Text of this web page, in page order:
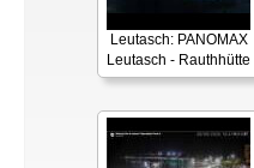
Leutasch: PANOMAX
Leutasch - Rauthhütte